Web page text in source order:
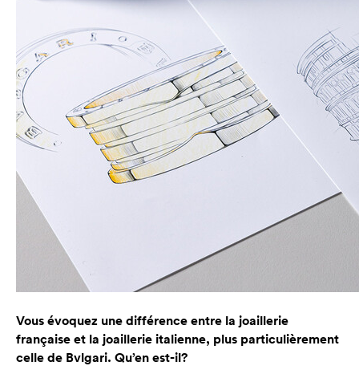
Vous évoquez une différence entre la joaillerie
française et la joaillerie italienne, plus particulièrement
celle de Bvlgari. Qu’en est-il?